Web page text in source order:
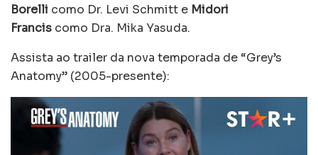
Borelli como Dr. Levi Schmitt e Midori
Francis como Dra. Mika Yasuda.
Assista ao trailer da nova temporada de “Grey’s
Anatomy” (2005-presente):